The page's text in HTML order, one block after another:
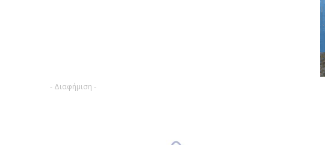
- Διαφήμιση -